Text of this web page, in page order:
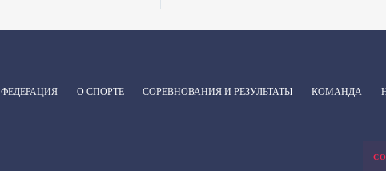
ФЕДЕРАЦИЯ О СПОРТЕ СОРЕВНОВАНИЯ И РЕЗУЛЬТАТЫ КОМАНДА